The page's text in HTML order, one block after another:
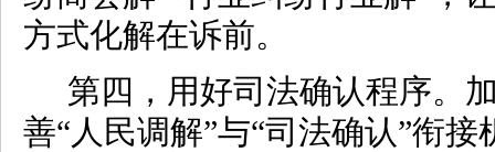
方式化解在诉前。
第四，用好司法确认程序。
善“人民调解”与“司法确认”衔